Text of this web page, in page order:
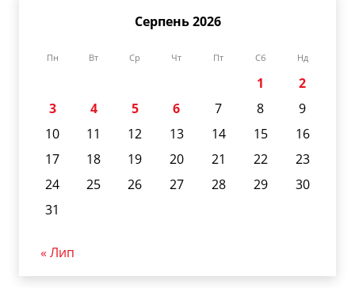
Серпень 2026
Пн Вт Ср Чт Пт Сб Нд
1
2
3
4 5 6 7 8
9
10
11 12 13 14 15
16
17
18 19 20 21 22
23
24
25 26 27 28 29
30
31
« Лип